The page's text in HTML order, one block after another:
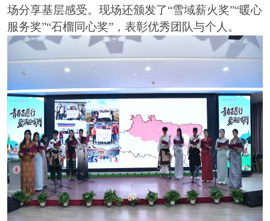
场分享基层感受。现场还颁发了“雪域薪火奖”“暖心
服务奖”“石榴同心奖”，表彰优秀团队与个人。